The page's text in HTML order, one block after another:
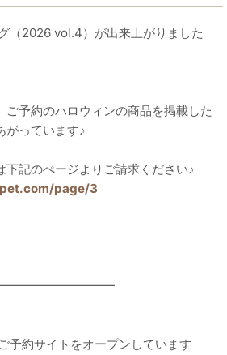
2026 vol.4）が出来上がりました
ご予約のハロウィンの商品を掲載した
がっています♪
下記のぺージよりご請求ください♪
page/3
約サイトをオープンしています